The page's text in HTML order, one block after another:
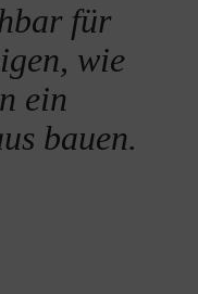
für
wie
ein
bauen.